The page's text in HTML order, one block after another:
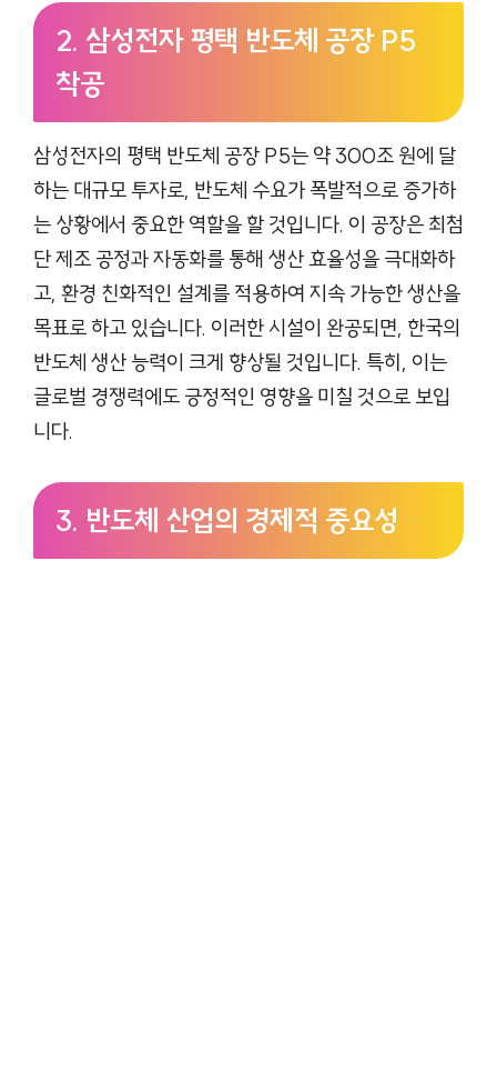
2. 삼성전자 평택 반도체 공장 P5
착공
삼성전자의 평택 반도체 공장 P5는 약 300조 원에 달
하는 대규모 투자로, 반도체 수요가 폭발적으로 증가하
는 상황에서 중요한 역할을 할 것입니다. 이 공장은 최첨
단 제조 공정과 자동화를 통해 생산 효율성을 극대화하
고, 환경 친화적인 설계를 적용하여 지속 가능한 생산을
목표로 하고 있습니다. 이러한 시설이 완공되면, 한국의
반도체 생산 능력이 크게 향상될 것입니다. 특히, 이는
글로벌 경쟁력에도 긍정적인 영향을 미칠 것으로 보입
니다.
3. 반도체 산업의 경제적 중요성